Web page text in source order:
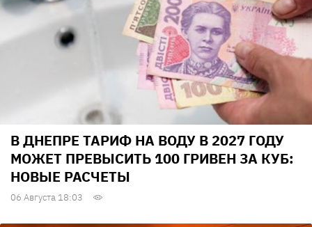
В ДНЕПРЕ ТАРИФ НА ВОДУ В 2027 ГОДУ
МОЖЕТ ПРЕВЫСИТЬ 100 ГРИВЕН ЗА КУБ:
НОВЫЕ РАСЧЕТЫ
06 Августа 18:03